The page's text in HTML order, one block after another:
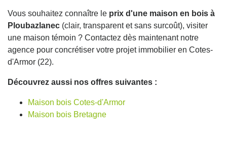
Vous souhaitez connaître le prix d'une maison en bois à
Ploubazlanec (clair, transparent et sans surcoût), visiter
une maison témoin ? Contactez dès maintenant notre
agence pour concrétiser votre projet immobilier en Cotes-
d'Armor (22).
Découvrez aussi nos offres suivantes :
Maison bois Cotes-d'Armor
Maison bois Bretagne